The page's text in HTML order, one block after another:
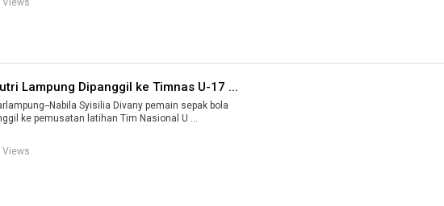
Views
Lampung Dipanggil ke Timnas U-17 ...
Nabila Syisilia Divany pemain sepak bola
ke pemusatan latihan Tim Nasional U ...
Views